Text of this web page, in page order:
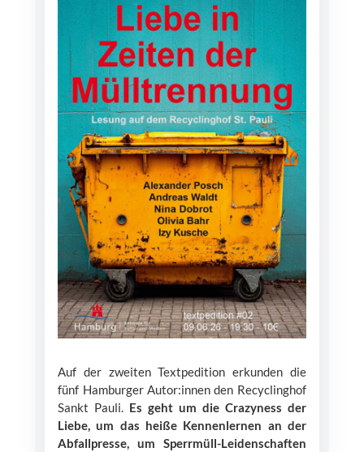
Auf der zweiten Textpedition erkunden die
fünf Hamburger Autor:innen den Recyclinghof
Sankt Pauli. Es geht um die Crazyness der
Liebe, um das heiße Kennenlernen an der
Abfallpresse, um Sperrmüll-Leidenschaften